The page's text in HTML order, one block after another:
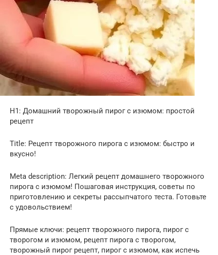
H1: Домашний творожный пирог с изюмом: простой
рецепт
Title: Рецепт творожного пирога с изюмом: быстро и
вкусно!
Meta description: Легкий рецепт домашнего творожного
пирога с изюмом! Пошаговая инструкция, советы по
приготовлению и секреты рассыпчатого теста. Готовьте
с удовольствием!
Прямые ключи: рецепт творожного пирога, пирог с
творогом и изюмом, рецепт пирога с творогом,
творожный пирог рецепт, пирог с изюмом, как испечь